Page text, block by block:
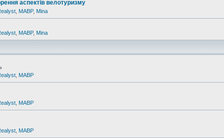
аспектів велотуризму
MABP, Mina
MABP, Mina
MABP
MABP
MABP